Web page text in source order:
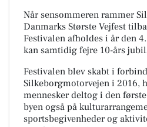
Når sensommeren rammer
Danmarks Største Vejfest
Festivalen afholdes i år den
kan samtidig fejre 10-års
Festivalen blev skabt i
Silkeborgmotorvejen i 2016,
mennesker deltog i den
byen også på
sportsbegivenheder og